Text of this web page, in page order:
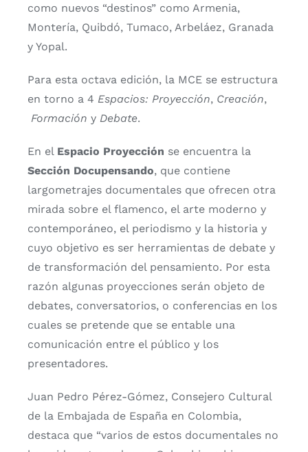
como nuevos “destinos” como Armenia,
Montería, Quibdó, Tumaco, Arbeláez, Granada
y Yopal.
Para esta octava edición, la MCE se estructura
en torno a 4 Espacios: Proyección, Creación,
Formación y Debate.
En el Espacio Proyección se encuentra la
Sección Docupensando, que contiene
largometrajes documentales que ofrecen otra
mirada sobre el flamenco, el arte moderno y
contemporáneo, el periodismo y la historia y
cuyo objetivo es ser herramientas de debate y
de transformación del pensamiento. Por esta
razón algunas proyecciones serán objeto de
debates, conversatorios, o conferencias en los
cuales se pretende que se entable una
comunicación entre el público y los
presentadores.
Juan Pedro Pérez-Gómez, Consejero Cultural
de la Embajada de España en Colombia,
destaca que “varios de estos documentales no